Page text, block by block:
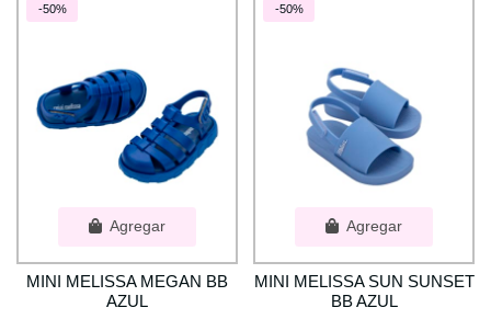
-50%
Agregar
MINI MELISSA MEGAN BB
AZUL
-50%
Agregar
MINI MELISSA SUN SUNSET
BB AZUL